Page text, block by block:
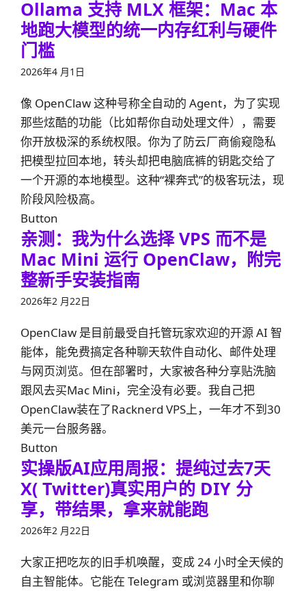
Ollama 支持 MLX 框架：Mac 本
地跑大模型的统一内存红利与硬件
门槛
2026年4 月1日
像 OpenClaw 这种号称全自动的 Agent，为了实现
那些炫酷的功能（比如帮你自动处理文件），需要
你开放极深的系统权限。你为了防云厂商偷窥隐私
把模型拉回本地，转头却把电脑底裤的钥匙交给了
一个开源的本地模型。这种“裸奔式”的极客玩法，现
阶段风险极高。
Button
亲测：我为什么选择 VPS 而不是
Mac Mini 运行 OpenClaw，附完
整新手安装指南
2026年2 月22日
OpenClaw 是目前最受自托管玩家欢迎的开源 AI 智
能体，能免费搞定各种聊天软件自动化、邮件处理
与网页浏览。但在部署时，大家被各种分享贴洗脑
跟风去买Mac Mini，完全没有必要。我自己把
OpenClaw装在了Racknerd VPS上，一年才不到30
美元一台服务器。
Button
实操版AI应用周报：提纯过去7天
X( Twitter)真实用户的 DIY 分
享，带结果，拿来就能跑
2026年2 月22日
大家正把吃灰的旧手机唤醒，变成 24 小时全天候的
自主智能体。它能在 Telegram 或浏览器里和你聊